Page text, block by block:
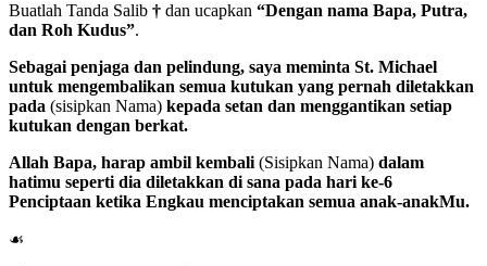
Buatlah Tanda Salib † dan ucapkan “Dengan nama Bapa, Putra,
dan Roh Kudus”.
Sebagai penjaga dan pelindung, saya meminta St. Michael
untuk mengembalikan semua kutukan yang pernah diletakkan
pada (sisipkan Nama) kepada setan dan menggantikan setiap
kutukan dengan berkat.
Allah Bapa, harap ambil kembali (Sisipkan Nama) dalam
hatimu seperti dia diletakkan di sana pada hari ke-6
Penciptaan ketika Engkau menciptakan semua anak-anakMu.
☙